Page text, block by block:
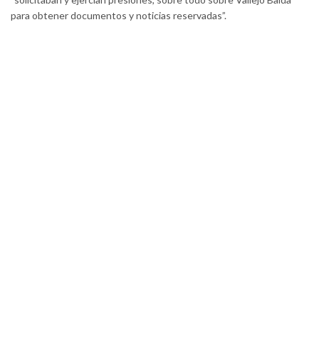
para obtener documentos y noticias reservadas”.